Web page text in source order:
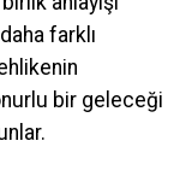
farklı
bir geleceği